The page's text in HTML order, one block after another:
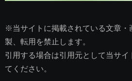
※当サイトに掲載されている文章・
製、転用を禁止します。
引用する場合は引用元として当サ
てください。